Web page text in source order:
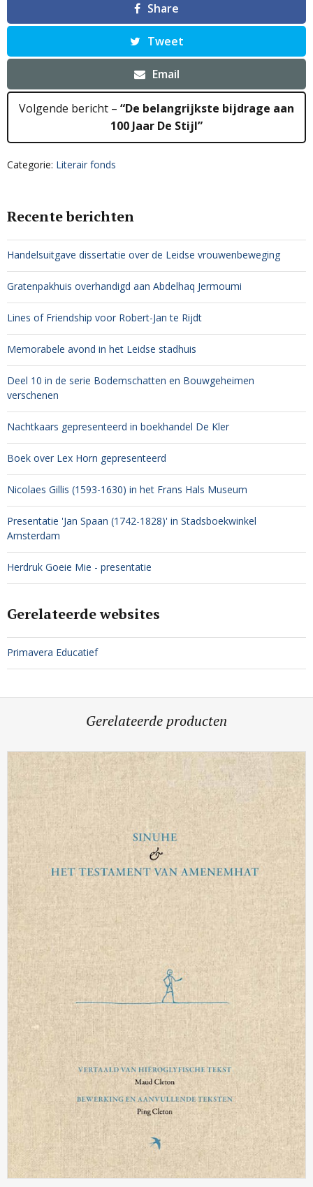
Share
Tweet
Email
Volgende bericht – “De belangrijkste bijdrage aan
100 Jaar De Stijl”
Categorie: Literair fonds
Recente berichten
Handelsuitgave dissertatie over de Leidse vrouwenbeweging
Gratenpakhuis overhandigd aan Abdelhaq Jermoumi
Lines of Friendship voor Robert-Jan te Rijdt
Memorabele avond in het Leidse stadhuis
Deel 10 in de serie Bodemschatten en Bouwgeheimen
verschenen
Nachtkaars gepresenteerd in boekhandel De Kler
Boek over Lex Horn gepresenteerd
Nicolaes Gillis (1593-1630) in het Frans Hals Museum
Presentatie 'Jan Spaan (1742-1828)' in Stadsboekwinkel
Amsterdam
Herdruk Goeie Mie - presentatie
Gerelateerde websites
Primavera Educatief
Gerelateerde producten